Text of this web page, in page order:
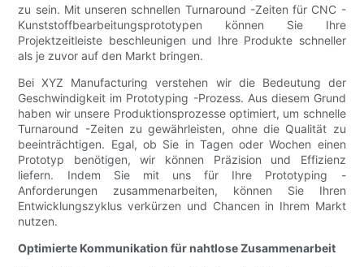
zu sein. Mit unseren schnellen Turnaround -Zeiten für CNC -
Kunststoffbearbeitungsprototypen können Sie Ihre
Projektzeitleiste beschleunigen und Ihre Produkte schneller
als je zuvor auf den Markt bringen.
Bei XYZ Manufacturing verstehen wir die Bedeutung der
Geschwindigkeit im Prototyping -Prozess. Aus diesem Grund
haben wir unsere Produktionsprozesse optimiert, um schnelle
Turnaround -Zeiten zu gewährleisten, ohne die Qualität zu
beeinträchtigen. Egal, ob Sie in Tagen oder Wochen einen
Prototyp benötigen, wir können Präzision und Effizienz
liefern. Indem Sie mit uns für Ihre Prototyping -
Anforderungen zusammenarbeiten, können Sie Ihren
Entwicklungszyklus verkürzen und Chancen in Ihrem Markt
nutzen.
Optimierte Kommunikation für nahtlose Zusammenarbeit